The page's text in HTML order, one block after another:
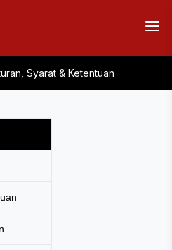
Syarat & Ketentuan